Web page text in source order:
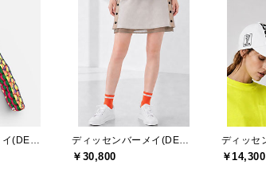
￥30,800 ￥14,300